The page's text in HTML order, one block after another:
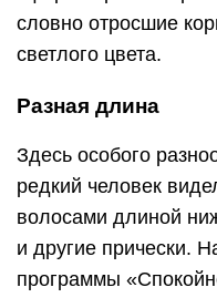
словно отросшие
светлого цвета.
Разная длина
Здесь особого
редкий человек
волосами длиной
и другие прически.
программы